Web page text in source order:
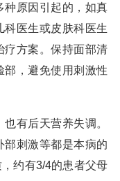
种原因引起的，如真
医生或皮肤科医生
疗方案。保持面部清
，避免使用刺激性
有后天营养失调。
刺激等都是本病的
约有3/4的患者父母